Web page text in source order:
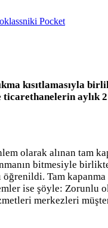
Pocket
kısıtlamasıyla
olarak alınan tam
bitmesiyle
Tam
ise şöyle:
merkezleri